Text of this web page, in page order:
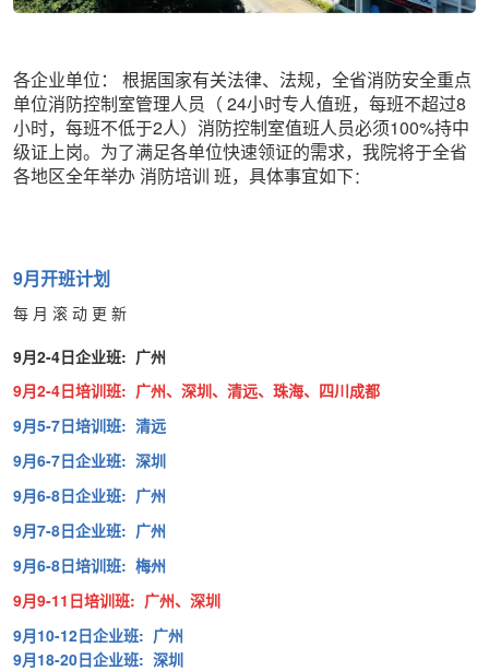
各企业单位：
根据国家有关法律、法规，全省消防安全重点
单位消防控制室管理人员（ 24小时专人值班，每班不超过8
小时，每班不低于2人）消防控制室值班人员必须100%持中
级证上岗。为了满足各单位快速领证的需求，我院将于全省
各地区全年举办消防培训 班，具体事宜如下：
9月开班计划
每 月 滚 动 更 新
9月2-4日企业班: 广州
9月2-4日培训班: 广州、深圳、清远、珠海、四川成都
9月5-7日培训班: 清远
9月6-7日企业班: 深圳
9月6-8日企业班: 广州
9月7-8日企业班: 广州
9月6-8日培训班: 梅州
9月9-11日培训班: 广州、深圳
9月10-12日企业班: 广州
9月18-20日企业班: 深圳